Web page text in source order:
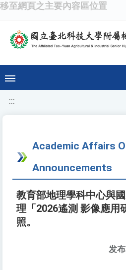
移至網頁之主要內容區位置
:::
Academic Affairs
Announcements
教育部地理學科中心與
理「2026遙測 影像應用
照。
发布